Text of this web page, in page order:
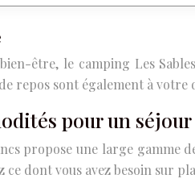
être, le camping Les
repos sont également à
pour un
propose une large gamme
dont vous avez besoin sur